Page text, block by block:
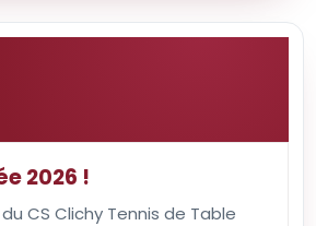
2026 !
CS Clichy Tennis de Table